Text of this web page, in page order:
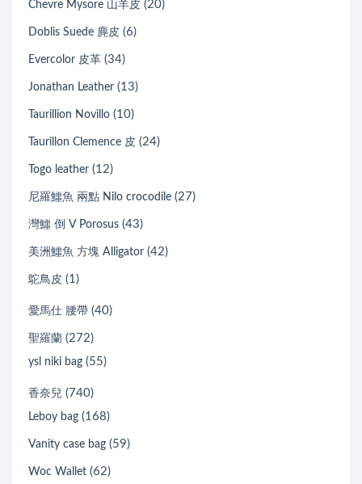
Chevre Mysore 山羊皮 (20)
Doblis Suede 麂皮 (6)
Evercolor 皮革 (34)
Jonathan Leather (13)
Taurillion Novillo (10)
Taurillon Clemence 皮 (24)
Togo leather (12)
尼羅鱷魚 兩點 Nilo crocodile (27)
灣鱷 倒 V Porosus (43)
美洲鱷魚 方塊 Alligator (42)
鴕鳥皮 (1)
愛馬仕 腰帶 (40)
聖羅蘭 (272)
ysl niki bag (55)
香奈兒 (740)
Leboy bag (168)
Vanity case bag (59)
Woc Wallet (62)